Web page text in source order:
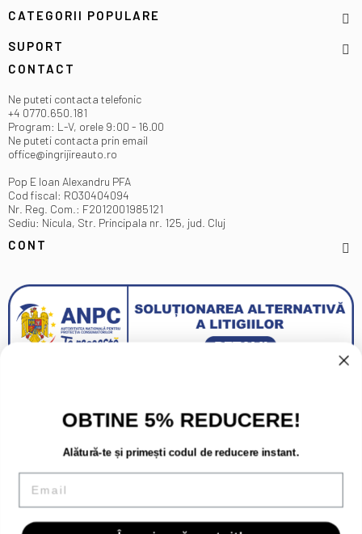
CATEGORII POPULARE
SUPORT
CONTACT
Ne puteti contacta telefonic
+4 0770.650.181
Program: L-V, orele 9:00 - 16.00
Ne puteti contacta prin email
office@ingrijireauto.ro
Pop E Ioan Alexandru PFA
Cod fiscal: RO30404094
Nr. Reg. Com.: F2012001985121
Sediu: Nicula, Str. Principala nr. 125, jud. Cluj
CONT
OBTINE 5% REDUCERE!
Alătură-te și primești codul de reducere instant.
Email